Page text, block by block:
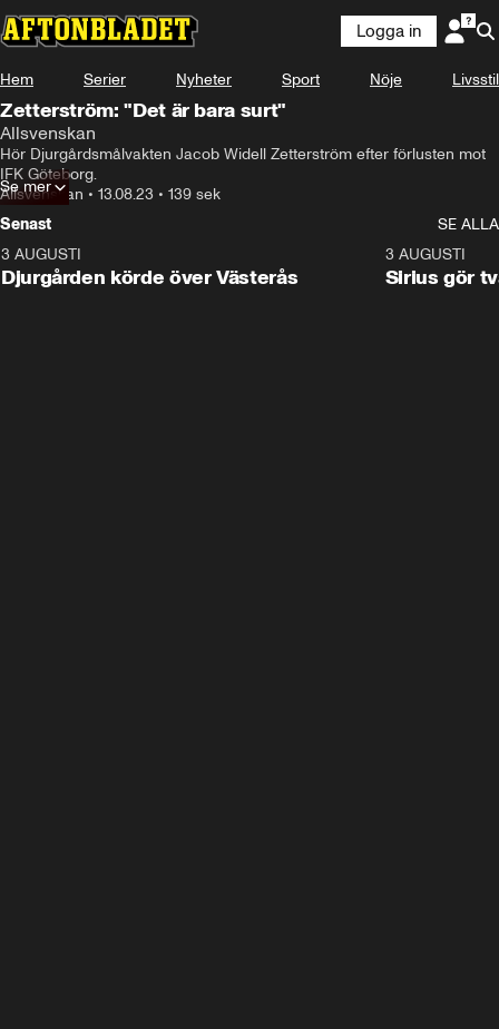
Logga in
Hem Serier Nyheter Sport Nöje Livsstil
Zetterström: "Det är bara surt"
Allsvenskan
Hör Djurgårdsmålvakten Jacob Widell Zetterström efter förlusten mot
IFK Göteborg.
Allsvenskan • 13.08.23 • 139 sek
Se mer
Senast
SE ALLA
3 AUGUSTI
Djurgården körde över Västerås
3 AUGUSTI
Sirius gör